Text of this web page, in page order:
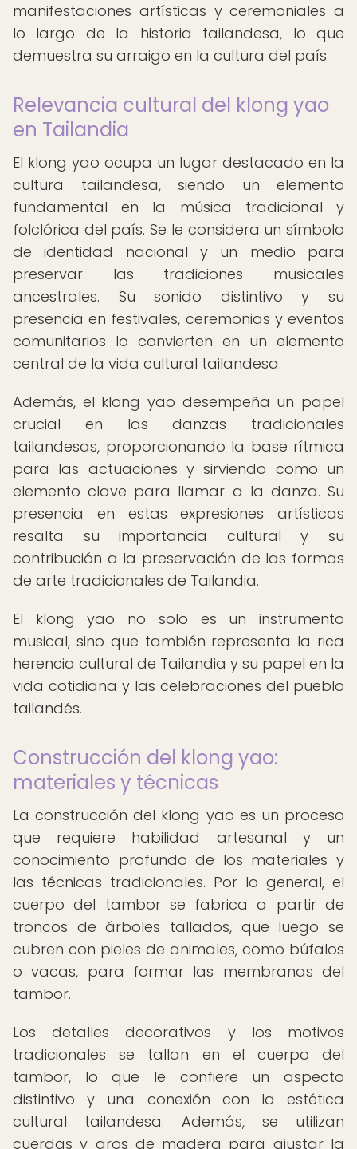
manifestaciones artísticas y ceremoniales a
lo largo de la historia tailandesa, lo que
demuestra su arraigo en la cultura del país.
Relevancia cultural del klong yao
en Tailandia
El klong yao ocupa un lugar destacado en la
cultura tailandesa, siendo un elemento
fundamental en la música tradicional y
folclórica del país. Se le considera un símbolo
de identidad nacional y un medio para
preservar las tradiciones musicales
ancestrales. Su sonido distintivo y su
presencia en festivales, ceremonias y eventos
comunitarios lo convierten en un elemento
central de la vida cultural tailandesa.
Además, el klong yao desempeña un papel
crucial en las danzas tradicionales
tailandesas, proporcionando la base rítmica
para las actuaciones y sirviendo como un
elemento clave para llamar a la danza. Su
presencia en estas expresiones artísticas
resalta su importancia cultural y su
contribución a la preservación de las formas
de arte tradicionales de Tailandia.
El klong yao no solo es un instrumento
musical, sino que también representa la rica
herencia cultural de Tailandia y su papel en la
vida cotidiana y las celebraciones del pueblo
tailandés.
Construcción del klong yao:
materiales y técnicas
La construcción del klong yao es un proceso
que requiere habilidad artesanal y un
conocimiento profundo de los materiales y
las técnicas tradicionales. Por lo general, el
cuerpo del tambor se fabrica a partir de
troncos de árboles tallados, que luego se
cubren con pieles de animales, como búfalos
o vacas, para formar las membranas del
tambor.
Los detalles decorativos y los motivos
tradicionales se tallan en el cuerpo del
tambor, lo que le confiere un aspecto
distintivo y una conexión con la estética
cultural tailandesa. Además, se utilizan
cuerdas y aros de madera para ajustar la